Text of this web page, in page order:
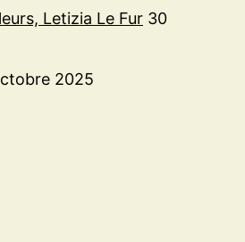
Letizia Le Fur 30
2025